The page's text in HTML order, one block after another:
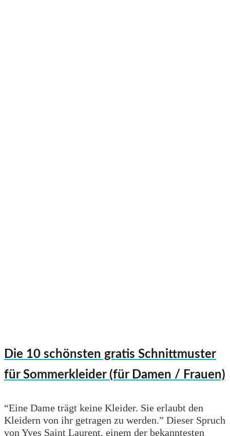
Die 10 schönsten gratis Schnittmuster
für Sommerkleider (für Damen / Frauen)
“Eine Dame trägt keine Kleider. Sie erlaubt den
Kleidern von ihr getragen zu werden.” Dieser Spruch
von Yves Saint Laurent, einem der bekanntesten